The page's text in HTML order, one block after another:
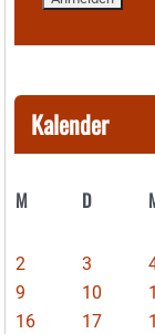
Kalender
M D
2
3
9
10
16
17